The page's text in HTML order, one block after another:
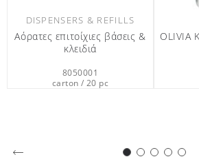
&
OLIVIA
OLIVIA Κρεμοσάπουνο Φιάλη
Refill 1L
7349809
carton / 9 pc